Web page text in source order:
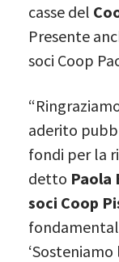
casse del
Presente
soci Coop
aderito
fondi per la
detto Paola
soci Coop